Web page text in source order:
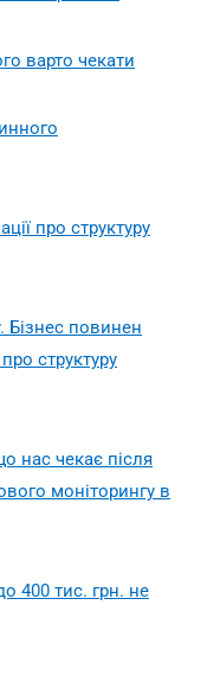
варто чекати
про структуру
Бізнес повинен
структуру
нас чекає після
моніторингу в
400 тис. грн. не